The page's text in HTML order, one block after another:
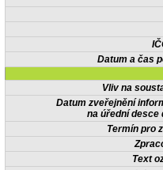
Datum a čas
Vliv na
Datum zveřejnění
na úřední desce
Termín pro
Text